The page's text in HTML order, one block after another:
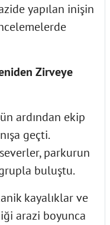
yapılan inişin
Zirveye
ardından ekip
geçti.
parkurun
buluştu.
kayalıklar ve
arazi boyunca